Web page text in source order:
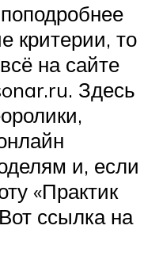
критерии, то
на сайте
Здесь
и, если
«Практик
ссылка на